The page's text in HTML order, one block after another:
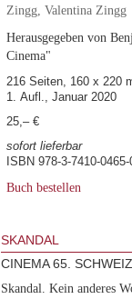
Zingg, Valentina Zingg
Herausgegeben von
Cinema"
216 Seiten, 160 x 220
1. Aufl., Januar 2020
25,– €
sofort lieferbar
ISBN 978-3-7410-0465-
Buch bestellen
SKANDAL
CINEMA 65.
Skandal. Kein anderes